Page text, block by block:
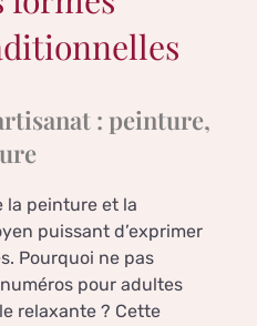
: peinture,
la peinture et la
puissant d’exprimer
Pourquoi ne pas
pour adultes
relaxante ? Cette